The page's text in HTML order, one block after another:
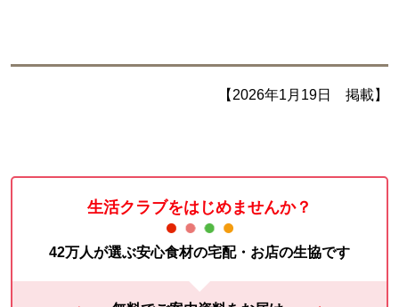
【2026年1月19日 掲載】
生活クラブをはじめませんか？
42万人が選ぶ安心食材の宅配・お店の生協です